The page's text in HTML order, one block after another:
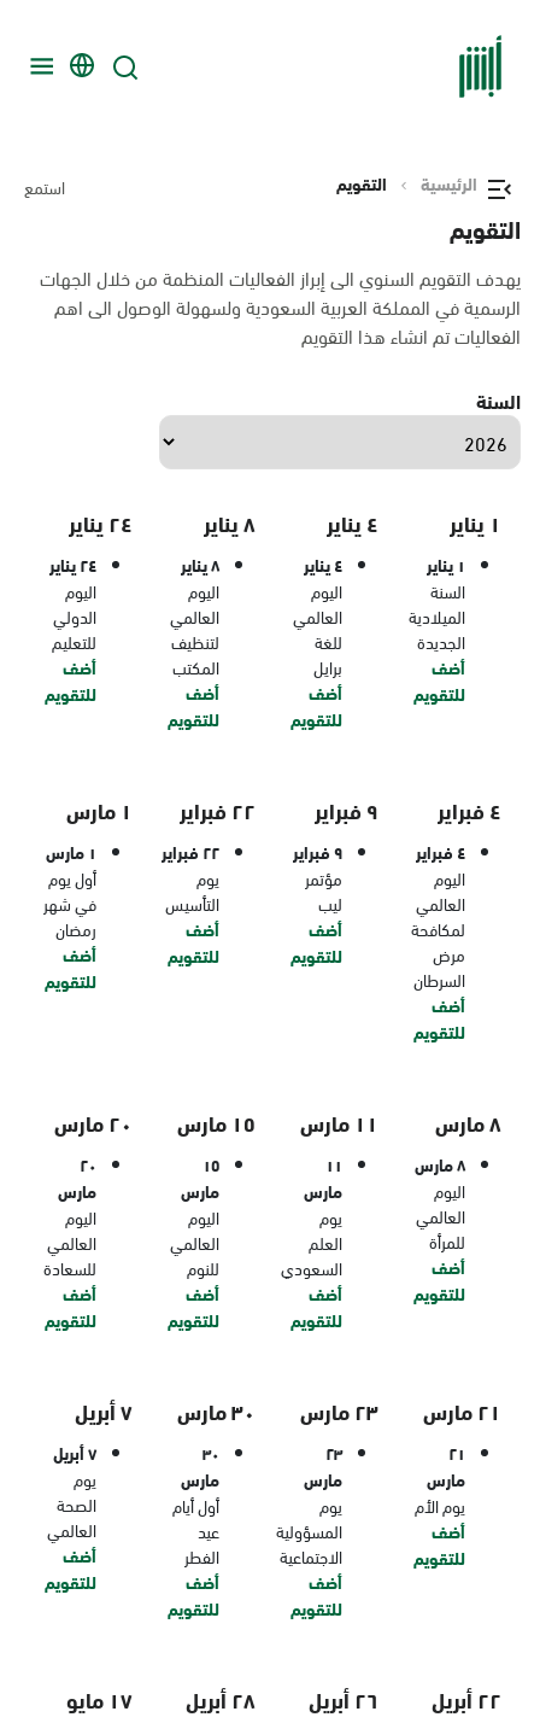
الرئيسية التقويم استمع
التقويم
يهدف التقويم السنوي الى إبراز الفعاليات المنظمة من خلال الجهات
الرسمية في المملكة العربية السعودية ولسهولة الوصول الى اهم
الفعاليات تم انشاء هذا التقويم
السنة
١ يناير
١ يناير
السنة
الميلادية
الجديدة
أضف
للتقويم
٤ يناير
٤ يناير
اليوم
العالمي
للغة
برايل
أضف
للتقويم
٨ يناير
٨ يناير
اليوم
العالمي
لتنظيف
المكتب
أضف
للتقويم
٢٤ يناير
٢٤ يناير
اليوم
الدولي
للتعليم
أضف
للتقويم
٤ فبراير
٤ فبراير
اليوم
العالمي
لمكافحة
مرض
السرطان
أضف
للتقويم
٩ فبراير
٩ فبراير
مؤتمر
ليب
أضف
للتقويم
٢٢ فبراير
٢٢ فبراير
يوم
التأسيس
أضف
للتقويم
١ مارس
١ مارس
أول يوم
في شهر
رمضان
أضف
للتقويم
٨ مارس
٨ مارس
اليوم
العالمي
للمرأة
أضف
للتقويم
١١ مارس
١١
مارس
يوم
العلم
السعودي
أضف
للتقويم
١٥ مارس
١٥
مارس
اليوم
العالمي
للنوم
أضف
للتقويم
٢٠ مارس
٢٠
مارس
اليوم
العالمي
للسعادة
أضف
للتقويم
٢١ مارس
٢١
مارس
يوم الأم
أضف
للتقويم
٢٣ مارس
٢٣
مارس
يوم
المسؤولية
الاجتماعية
أضف
للتقويم
٣٠ مارس
٣٠
مارس
أول أيام
عيد
الفطر
أضف
للتقويم
٧ أبريل
٧ أبريل
يوم
الصحة
العالمي
أضف
للتقويم
٢٢ أبريل ٢٦ أبريل ٢٨ أبريل ١٧ مايو